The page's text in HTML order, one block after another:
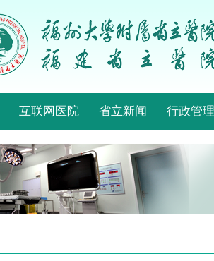
互联网医院 省立新闻 行政管理